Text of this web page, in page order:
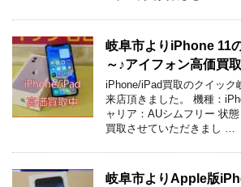
岐阜市よりiPhone 11
～♪アイフォン高価買
iPhone/iPad買取のクイック
来店頂きました。 機種：
ャリア：AUシムフリー 状
買取させていただきまし …
岐阜市よりApple版